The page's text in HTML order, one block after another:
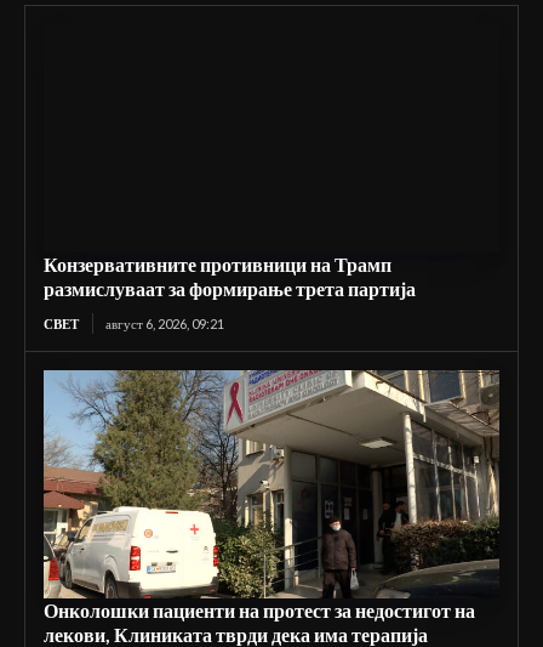
Конзервативните противници на Трамп
размислуваат за формирање трета партија
СВЕТ август 6, 2026, 09:21
Онколошки пациенти на протест за недостигот на
лекови, Клиниката тврди дека има терапија